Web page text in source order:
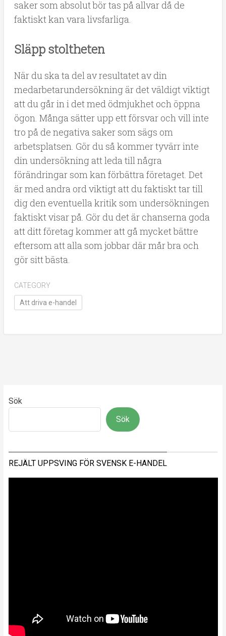
saker som absolut bör tas på allvar då de
faktiskt kan vara livsfarliga.
Släpp stoltheten
När du ska ta del av resultatet av din
medarbetarundersökning är det väldigt viktigt
att du går in i det med ödmjukhet och öppna
ögon. Många sätter upp ett försvar och vill inte
tro på de negativa saker som sägs om
arbetsplatsen. Gör du så kommer tyvärr inte
din undersökning att leda till några
förändringar som kan förbättra företaget. Det
är med andra ord viktigt att du faktiskt tar till
dig den eventuella kritik som undersökningen
faktiskt visar på. Gör du det är chanserna goda
att ditt företag kommer att gå mycket bättre
eftersom att alla som jobbar där mår bra och
gör sitt bästa.
CATEGORY
Att driva e-handel
Sök
Sök
REJÄLT UPPSVING FÖR SVENSK E-HANDEL